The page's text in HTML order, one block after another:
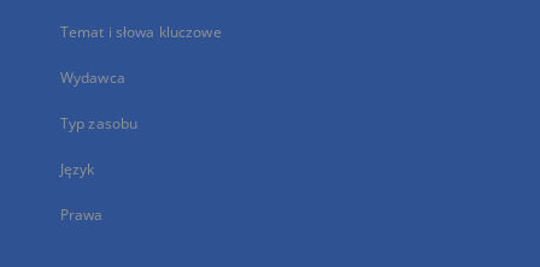
Temat i słowa kluczowe
Wydawca
Typ zasobu
Język
Prawa